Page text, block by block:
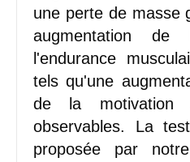
une perte de masse
augmentation
l'endurance
tels qu'une
de la motivation
observables. La
proposée par